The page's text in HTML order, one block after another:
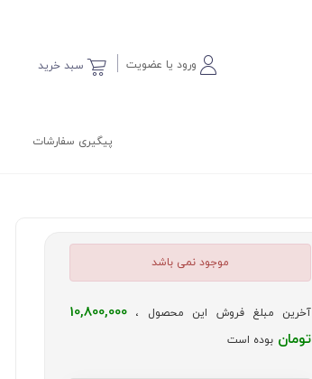
سبد خرید ورود یا عضویت
پیگیری سفارشات
موجود نمی باشد
آخرین مبلغ فروش این محصول ، 10,800,000
تومان بوده است